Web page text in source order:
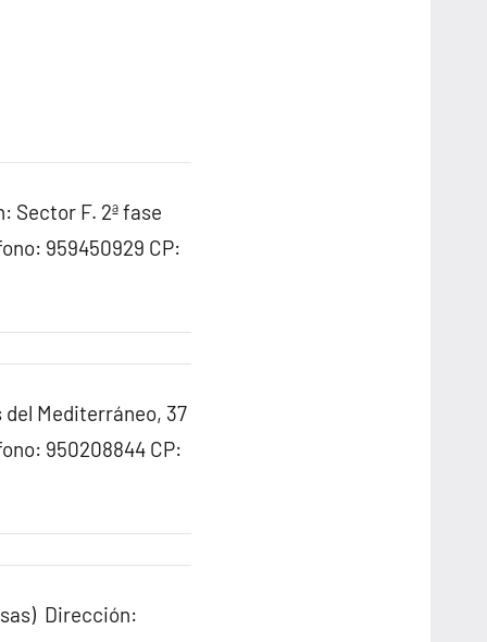
Sector F. 2ª fase
959450929 CP:
Mediterráneo, 37
950208844 CP:
Dirección: